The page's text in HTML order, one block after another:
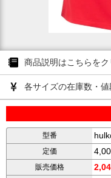
商品説明はこちらをク
各サイズの在庫数・値
型番
定価
販売価格